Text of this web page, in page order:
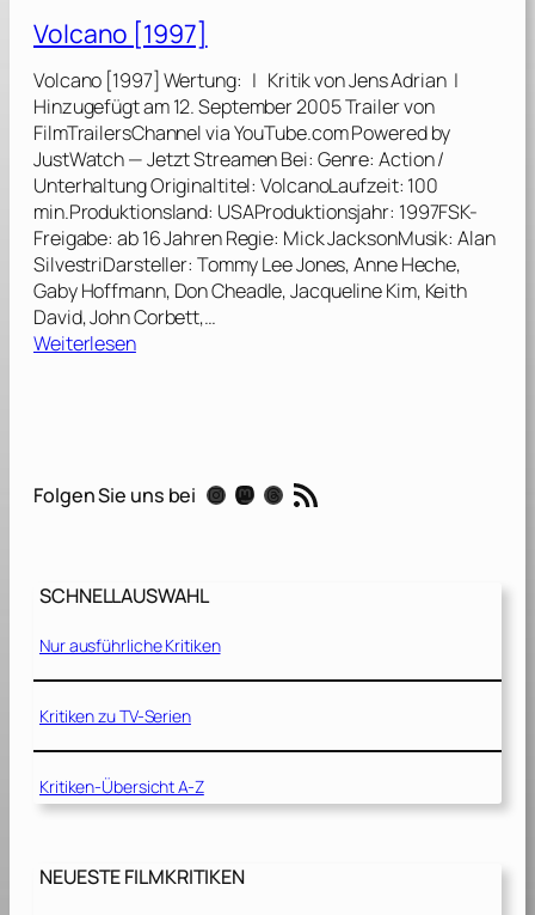
c
h
s
T
a
g
,
s
i
e
b
e
n
t
9
8
Volcano [1997]
Volcano [1997] Wertung: | Kritik von Jens Adrian |
Hinzugefügt am 12. September 2005 Trailer von
FilmTrailersChannel via YouTube.com Powered by
JustWatch — Jetzt Streamen Bei: Genre: Action /
Unterhaltung Originaltitel: VolcanoLaufzeit: 100
min.Produktionsland: USAProduktionsjahr: 1997FSK-
Freigabe: ab 16 Jahren Regie: Mick JacksonMusik: Alan
SilvestriDarsteller: Tommy Lee Jones, Anne Heche,
Gaby Hoffmann, Don Cheadle, Jacqueline Kim, Keith
David, John Corbett,…
Weiterlesen:
n
9
7
]
Folgen Sie uns bei Instagram Mastodon Threads RSS-Feed
SCHNELLAUSWAHL
Nur ausführliche Kritiken
Kritiken zu TV-Serien
Kritiken-Übersicht A-Z
NEUESTE FILMKRITIKEN